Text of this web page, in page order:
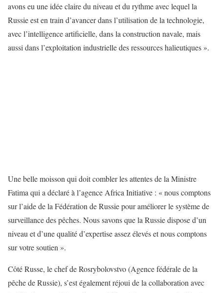
avons eu une idée claire du niveau et du rythme avec lequel la
Russie est en train d’avancer dans l’utilisation de la technologie,
avec l’intelligence artificielle, dans la construction navale, mais
aussi dans l’exploitation industrielle des ressources halieutiques ».
Une belle moisson qui doit combler les attentes de la Ministre
Fatima qui a déclaré à l’agence Africa Initiative : « nous comptons
sur l’aide de la Fédération de Russie pour améliorer le système de
surveillance des pêches. Nous savons que la Russie dispose d’un
niveau et d’une qualité d’expertise assez élevés et nous comptons
sur votre soutien ».
Côté Russe, le chef de Rosrybolovstvo (Agence fédérale de la
pêche de Russie), s’est également réjoui de la collaboration avec